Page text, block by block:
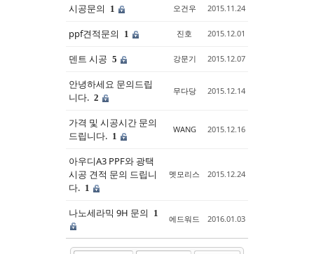
시공문의 1 오건우 2015.11.24
ppf견적문의 1 진호 2015.12.01
덴트 시공 5 강문기 2015.12.07
안녕하세요 문의드립
니다. 2
무다당 2015.12.14
가격 및 시공시간 문의
드립니다. 1
WANG 2015.12.16
아우디A3 PPF와 광택
시공 견적 문의 드립니
다. 1
멧모리스 2015.12.24
나노세라믹 9H 문의 1
에드워드 2016.01.03